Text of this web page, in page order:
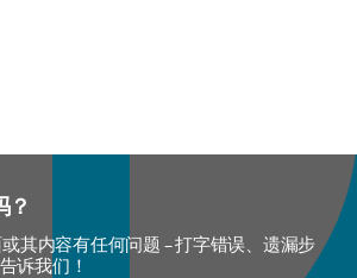
？
其内容有任何问题 – 打字错误、遗漏步
诉我们！